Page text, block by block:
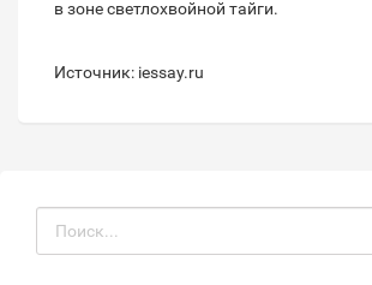
в зоне светлохвойной тайги.
Источник: iessay.ru